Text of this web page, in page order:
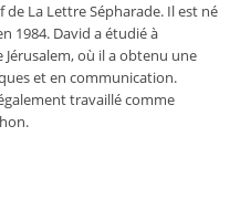
La Lettre Sépharade. Il est né
1984. David a étudié à
où il a obtenu une
et en communication.
travaillé comme